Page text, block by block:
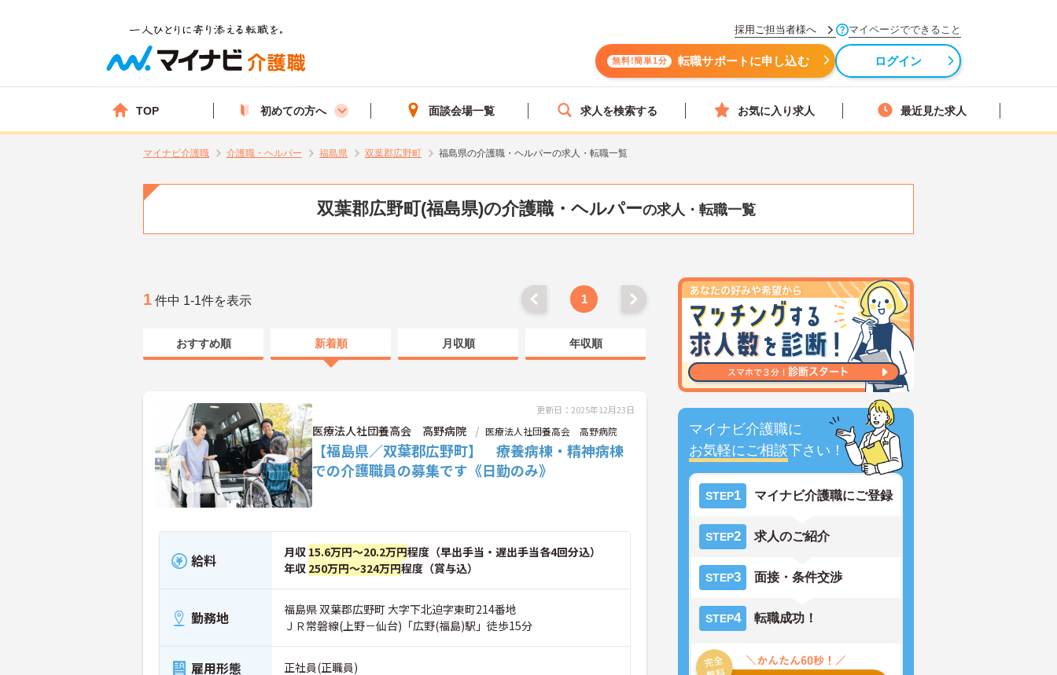
採用ご担当者様へ マイページでできること
無料!簡単1分 転職サポートに申し込む ログイン
TOP 初めての方へ 面談会場一覧 求人を検索する お気に入り求人 最近見た求人
マイナビ介護職 介護職・ヘルパー 福島県 双葉郡広野町 福島県の介護職・ヘルパーの求人・転職一覧
双葉郡広野町(福島県)の介護職・ヘルパーの求人・転職一覧
マイナビ介護職に
お気軽にご相談下さい！
STEP1 マイナビ介護職にご登録
STEP2 求人のご紹介
STEP3 面接・条件交渉
STEP4 転職成功！
1 件中 1-1件を表示 1
おすすめ順 新着順 月収順 年収順
更新日：2025年12月23日
医療法人社団養高会 高野病院 医療法人社団養高会 高野病院
【福島県／双葉郡広野町】 療養病棟・精神病棟
での介護職員の募集です《日勤のみ》
給料 月収 15.6万円～20.2万円程度（早出手当・遅出手当各4回分込）
年収 250万円～324万円程度（賞与込）
勤務地
福島県 双葉郡広野町 大字下北迫字東町214番地
ＪＲ常磐線(上野－仙台)「広野(福島)駅」徒歩15分
雇用形態 正社員(正職員)